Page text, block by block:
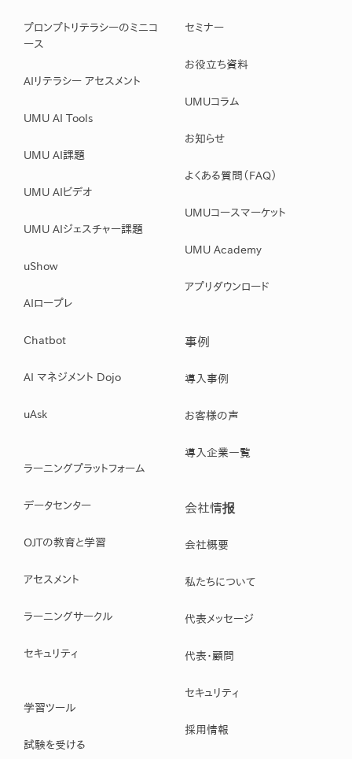
プロンプトリテラシーのミニコ
ース
AIリテラシー アセスメント
UMU AI Tools
UMU AI課題
UMU AIビデオ
UMU AIジェスチャー課題
uShow
AIロープレ
Chatbot
AI マネジメント Dojo
uAsk
ラーニングプラットフォーム
データセンター
OJTの教育と学習
アセスメント
ラーニングサークル
セキュリティ
学習ツール
試験を受ける
セミナー
お役立ち資料
UMUコラム
お知らせ
よくある質問（FAQ）
UMUコースマーケット
UMU Academy
アプリダウンロード
事例
導入事例
お客様の声
導入企業一覧
会社情报
会社概要
私たちについて
代表メッセージ
代表・顧問
セキュリティ
採用情報